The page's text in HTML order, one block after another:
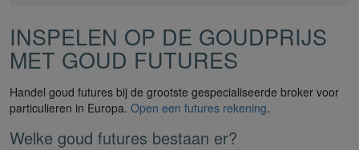
INSPELEN OP DE GOUDPRIJS
MET GOUD FUTURES
Handel goud futures bij de grootste gespecialiseerde broker voor
particulieren in Europa. Open een futures rekening.
Welke goud futures bestaan er?